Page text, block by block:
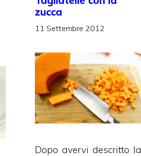
zucca
11 Settembre 2012
Dopo avervi descritto la